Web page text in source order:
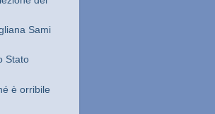
Sami
Stato
è orribile